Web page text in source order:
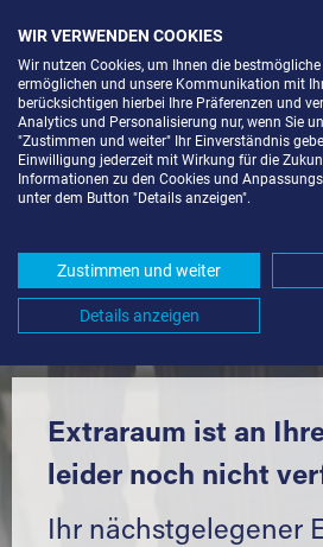
LAGERRAUM MIETEN
UMGEBUNG *
Komfortabel einlagern
Extraraum ist an
leider noch nicht
Ihr nächstgelegener
WIR VERWENDEN COOKIES
Wir nutzen Cookies, um Ihnen die
ermöglichen und unsere Kommunikation mit
berücksichtigen hierbei Ihre Präferenzen und
Analytics und Personalisierung nur, wenn Sie
"Zustimmen und weiter" Ihr Einverständnis
Einwilligung jederzeit mit Wirkung für die
Informationen zu den Cookies und
unter dem Button "Details anzeigen".
Zustimmen und weiter
Details anzeigen